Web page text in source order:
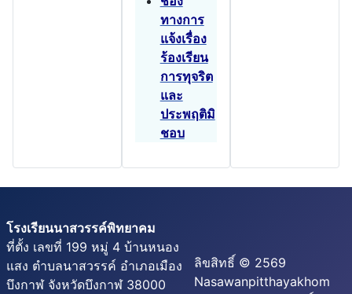
ทางการ
แจ้งเรื่อง
ร้องเรียน
การทุจริต
และ
ประพฤติมิ
ชอบ
โรงเรียนนาสวรรค์พิทยาคม
ที่ตั้ง เลขที่ 199 หมู่ 4 บ้านหนอง
แสง ตำบลนาสวรรค์ อำเภอเมือง
บึงกาฬ จังหวัดบึงกาฬ 38000
ลิขสิทธิ์ © 2569
Nasawanpitthayakhom